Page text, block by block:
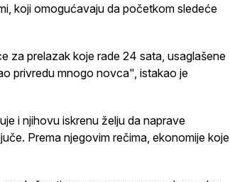
koji omogućavaju da početkom sledeće
za prelazak koje rade 24 sata, usaglašene
privredu mnogo novca", istakao je
i njihovu iskrenu želju da naprave
Prema njegovim rečima, ekonomije koje